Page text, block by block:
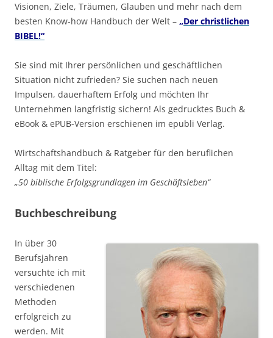
Visionen, Ziele, Träumen, Glauben und mehr nach dem
besten Know-how Handbuch der Welt – „Der christlichen
BIBEL!“
Sie sind mit Ihrer persönlichen und geschäftlichen
Situation nicht zufrieden? Sie suchen nach neuen
Impulsen, dauerhaftem Erfolg und möchten Ihr
Unternehmen langfristig sichern! Als gedrucktes Buch &
eBook & ePUB-Version erschienen im epubli Verlag.
Wirtschaftshandbuch & Ratgeber für den beruflichen
Alltag mit dem Titel:
„50 biblische Erfolgsgrundlagen im Geschäftsleben“
Buchbeschreibung
In über 30
Berufsjahren
versuchte ich mit
verschiedenen
Methoden
erfolgreich zu
werden. Mit